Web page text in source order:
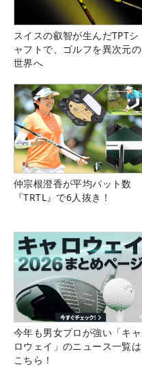
スイスの叡智が生んだTPTシ
ャフトで、ゴルフを異次元の
世界へ
仲宗根澄香が平均パット数
『TRTL』で6人抜き！
今年も男女プロが強い「キャ
ロウェイ」のニュース一覧は
こちら！